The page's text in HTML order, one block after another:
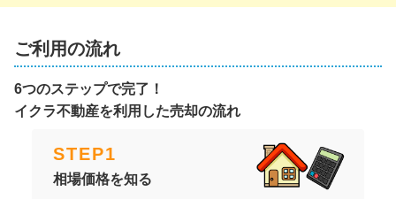
ご利用の流れ
6つのステップで完了！
イクラ不動産を利用した売却の流れ
STEP1
相場価格を知る